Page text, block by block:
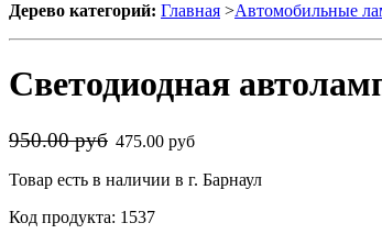
Дерево категорий: Главная >Автомобильные
Светодиодная
950.00 руб 475.00 руб
Товар есть в наличии в г. Барнаул
Код продукта: 1537